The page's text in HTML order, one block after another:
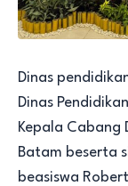
Dinas
Dinas
Kepala Cabang
Batam beserta
beasiswa